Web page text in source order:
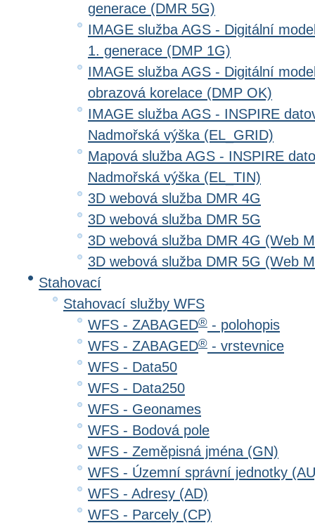
generace (DMR 5G)
IMAGE služba AGS - Digitální
1. generace (DMP 1G)
IMAGE služba AGS - Digitální
obrazová korelace (DMP OK)
IMAGE služba AGS - INSPIRE
Nadmořská výška (EL_GRID)
Mapová služba AGS - INSPIRE
Nadmořská výška (EL_TIN)
3D webová služba DMR 4G
3D webová služba DMR 5G
3D webová služba DMR 4G (Web
3D webová služba DMR 5G (Web
Stahovací
Stahovací služby WFS
WFS - ZABAGED® - polohopis
WFS - ZABAGED® - vrstevnice
WFS - Data50
WFS - Data250
WFS - Geonames
WFS - Bodová pole
WFS - Zeměpisná jména (GN)
WFS - Územní správní jednotky
WFS - Adresy (AD)
WFS - Parcely (CP)